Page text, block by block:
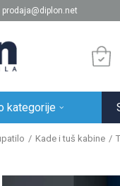
prodaja@diplon.net
kategorije
Kade i tuš kabine